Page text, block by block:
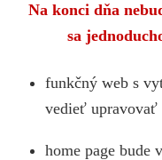
Na konci dňa
sa
funkčný web s
vedieť upravovať
home page bude